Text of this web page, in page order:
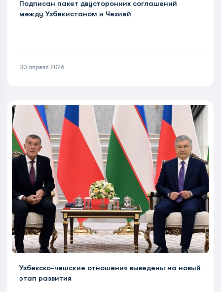
Подписан пакет двусторонних соглашений
между Узбекистаном и Чехией
30 апреля 2026
Узбекско-чешские отношения выведены на новый
этап развития